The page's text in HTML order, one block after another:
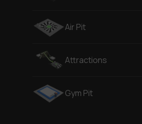
Air Pit
Attractions
Gym Pit